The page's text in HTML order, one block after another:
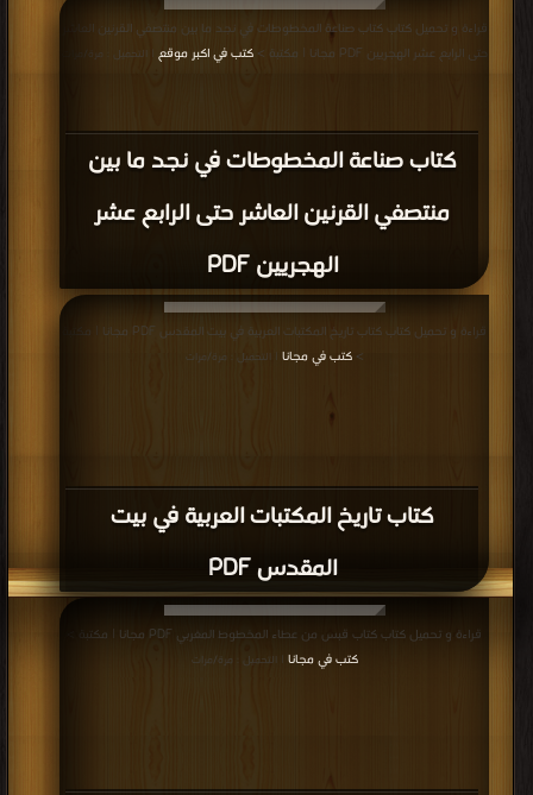
كتاب صناعة المخطوطات في نجد ما بين
منتصفي القرنين العاشر حتى الرابع عشر
الهجريين PDF
قراءة و تحميل كتاب كتاب صناعة المخطوطات في نجد ما بين منتصفي القرنين العاشر
حتى الرابع عشر الهجريين PDF مجانا | مكتبة >
كتب في اكبر موقع | التحميل : مرة/مرات
كتاب تاريخ المكتبات العربية في بيت
المقدس PDF
قراءة و تحميل كتاب كتاب تاريخ المكتبات العربية في بيت المقدس PDF مجانا | مكتبة
>كتب في مجانا | التحميل : مرة/مرات
قراءة و تحميل كتاب كتاب قبس من عطاء المخطوط المغربي PDF مجانا | مكتبة >
كتب في مجانا | التحميل : مرة/مرات